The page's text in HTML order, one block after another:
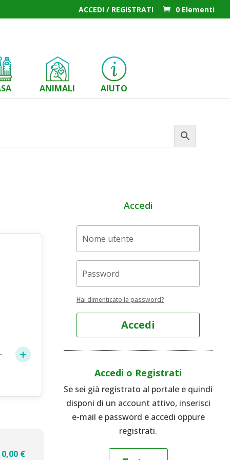
ACCEDI / REGISTRATI 0 Elementi
ANIMALI AIUTO
0,00 €
Accedi
Hai dimenticato la password?
Accedi
Accedi o Registrati
Se sei già registrato al portale e quindi
disponi di un account attivo, inserisci
e-mail e password e accedi oppure
registrati.